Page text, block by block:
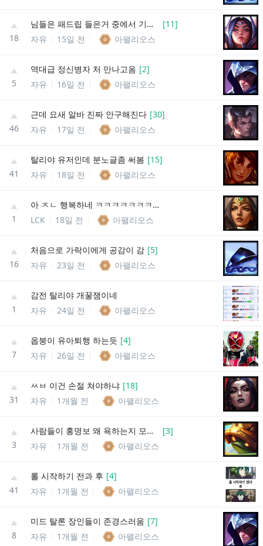
18
님들은 패드립 들은거 중에서 기억에 남는거 있음? [11]
자유
15일 전 아팰리오스
5
역대급 정신병자 처 만나고옴 [2]
자유
16일 전 아팰리오스
46
근데 요새 알바 진짜 안구해진다 [30]
자유
17일 전 아팰리오스
41
탈리야 유저인데 분노글좀 써봄 [15]
자유
18일 전 아팰리오스
1
아 ㅈㄴ 행복하네 ㅋㅋㅋㅋㅋㅋㅋㅋㅋㅋㅋㅋㅋㅋ
LCK
18일 전 아팰리오스
16
처음으로 가락이에게 공감이 감 [5]
자유
23일 전 아팰리오스
1
감전 탈리야 개꿀잼이네
자유
24일 전 아팰리오스
7
옵붕이 유아퇴행 하는듯 [4]
자유
26일 전 아팰리오스
31
ㅆㅂ 이건 손절 쳐야하냐 [18]
자유
1개월 전 아팰리오스
3
사람들이 홍명보 왜 욕하는지 모르겠음 [3]
자유
1개월 전 아팰리오스
41
롤 시작하기 전과 후 [4]
자유
1개월 전 아팰리오스
8
미드 탈론 장인들이 존경스러움 [7]
자유
1개월 전 아팰리오스